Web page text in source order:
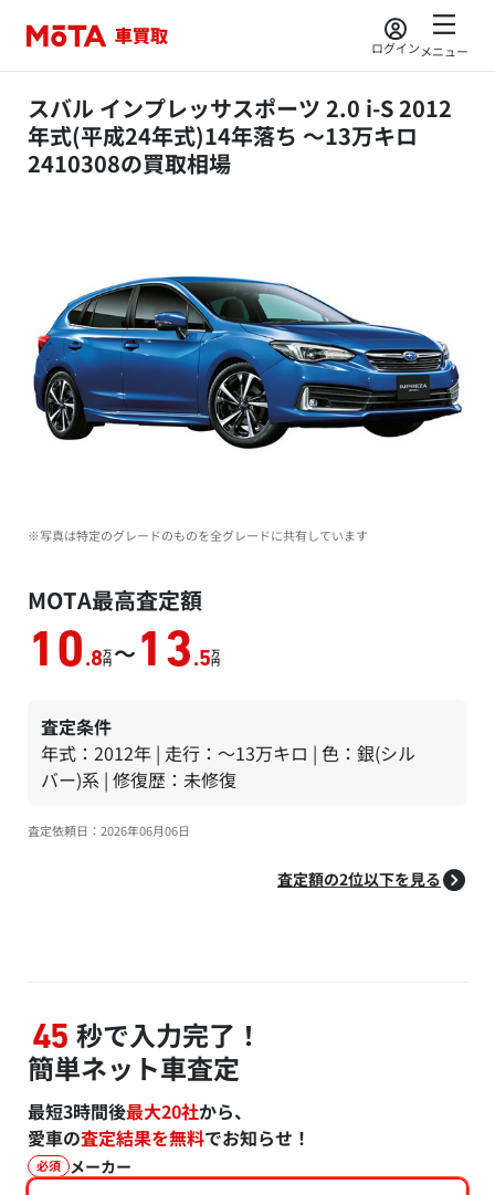
ログインメニュー
スバル インプレッサスポーツ 2.0 i-S 2012
年式(平成24年式)14年落ち ～13万キロ
2410308の買取相場
※写真は特定のグレードのものを全グレードに共有しています
MOTA最高査定額
10 .8万
円 ～ 13 .5万
円
査定条件
年式：2012年 | 走行：～13万キロ | 色：銀(シル
バー)系 | 修復歴：未修復
査定依頼日：2026年06月06日
査定額の2位以下を見る
45 秒で入力完了！
簡単ネット車査定
最短3時間後最大20社から、
愛車の査定結果を無料でお知らせ！
必須 メーカー